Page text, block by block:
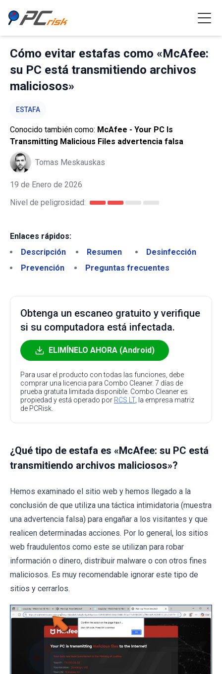
Cómo evitar estafas como «McAfee:
su PC está transmitiendo archivos
maliciosos»
ESTAFA
Conocido también como: McAfee - Your PC Is
Transmitting Malicious Files advertencia falsa
Tomas Meskauskas
19 de Enero de 2026
Nivel de peligrosidad:
Enlaces rápidos:
Descripción
Resumen
Desinfección
Prevención
Preguntas frecuentes
Obtenga un escaneo gratuito y verifique
si su computadora está infectada.
ELIMÍNELO AHORA (Android)
Para usar el producto con todas las funciones, debe
comprar una licencia para Combo Cleaner. 7 días de
prueba gratuita limitada disponible. Combo Cleaner es
propiedad y está operado por RCS LT, la empresa matriz
de PCRisk.
¿Qué tipo de estafa es «McAfee: su PC está
transmitiendo archivos maliciosos»?
Hemos examinado el sitio web y hemos llegado a la
conclusión de que utiliza una táctica intimidatoria (muestra
una advertencia falsa) para engañar a los visitantes y que
realicen determinadas acciones. Por lo general, los sitios
web fraudulentos como este se utilizan para robar
información o dinero, distribuir malware o con otros fines
maliciosos. Es muy recomendable ignorar este tipo de
sitios y cerrarlos.